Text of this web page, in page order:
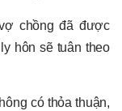
chồng đã được
hôn sẽ tuân theo
có thỏa thuận,